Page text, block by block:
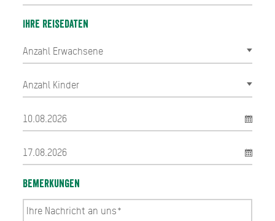
Ihre Reisedaten
Bemerkungen